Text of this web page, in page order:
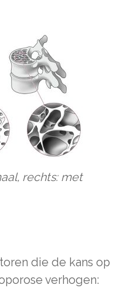
rechts: met
die de kans op
verhogen: